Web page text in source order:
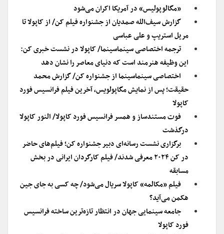
«مگالوپولیس» در آمریکا اکران می‌شود
گزارش سیف‌الله صمدیان از جشنواره فیلم کن/ از کاپولا تا
مریل استریپ و علی عباسی
ترجمه اختصاصی سینماسینما/ کاپولا در نشست خبری کن:
این وظیفه هنرمند است که دنیای معاصر را نشان دهد
اختصاصی سینماسینما از جشنواره کن/ گزارش محمد
حقیقت؛ پس از نمایش مگاپولویس، آخرین فیلم فرانسیس فورد
کاپولا
فوت مستندساز و همسر فرانسیس فورد کاپولا/ النور کاپولا
درگذشت
برگزاری نشست رسانه‌ای دبیر جشنواره کن؛ فیلم‌های حاضر
در کن ۲۰۲۴ معرفی شدند/ فیلم کارگردان ایرانی در بخش
مسابقه
فیلم «مکالمه» کاپولا سریال می‌شود/ چه کسی به جای جین
هکمن می‌آید؟
جامعه سینمایی جهان در انتظار تازه‌ترین ساخته فرانسیس
فورد کاپولا